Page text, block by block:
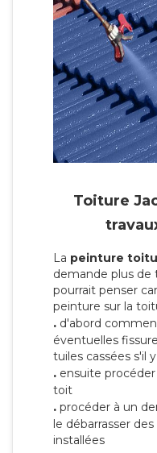
Toiture
La peinture
demande plus de
pourrait penser
peinture sur la
. d'abord
éventuelles
tuiles cassées s'il
. ensuite
toit
. procéder à un
le débarrasser
installées